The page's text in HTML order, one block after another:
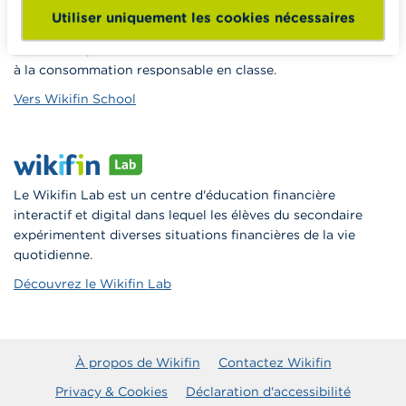
Utiliser uniquement les cookies nécessaires
Wikifin School met gratuitement à disposition des
enseignants du matériel pédagogique varié et des
à la consommation responsable en classe.
Vers Wikifin School
Le Wikifin Lab est un centre d'éducation financière
interactif et digital dans lequel les élèves du secondaire
expérimentent diverses situations financières de la vie
quotidienne.
Découvrez le Wikifin Lab
À propos de Wikifin
Contactez Wikifin
Privacy & Cookies
Déclaration d'accessibilité